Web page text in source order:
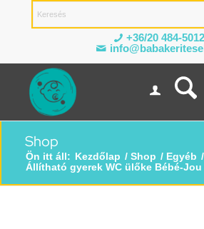
+36/20 484-5012
Shop
Ön itt áll: Kezdőlap / Shop / Egyéb /
Állítható gyerek WC ülőke Bébé-Jou